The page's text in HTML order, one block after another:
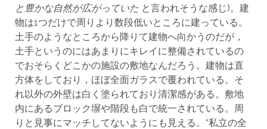
と豊かな自然が広がっていたと言われそうな感じ)。建
物は1つだけで周りより数段低いところに建っている。
土手のようなところから降りて建物へ向かうのだが，
土手というのにはあまりにキレイに整備されているの
でおそらくどこかの施設の敷地なんだろう。建物は直
方体をしており，ほぼ全面ガラスで覆われている。そ
れ以外の外壁は白く塗られており清潔感がある。敷地
内にあるブロック塀や階段も白で統一されている。周
りと見事にマッチしてないようにも見える。“私立の全